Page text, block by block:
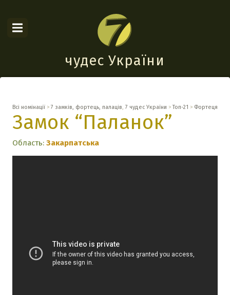
чудес України
Всі номінації > 7 замків, фортець, палаців, 7 чудес України >Топ-21 > Фортеця
Замок “Паланок”
Область: Закарпатська